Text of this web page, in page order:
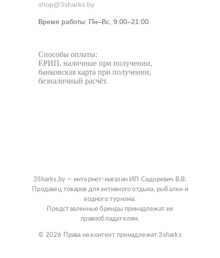
shop@3sharks.by
Время работы: Пн–Вс, 9:00–21:00​
Способы оплаты:
ЕРИП, наличные при получении,
банковская карта при получении,
безналичный расчёт.
3Sharks.by — интернет-магазин ИП Сидоревич В.В.
Продавец товаров для активного отдыха, рыбалки и
водного туризма.
Представленные бренды принадлежат их
правообладателям.
© 2026 Права на контент принадлежат 3sharks